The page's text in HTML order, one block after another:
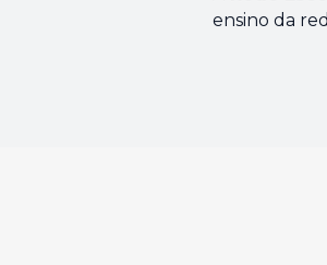
ensino da